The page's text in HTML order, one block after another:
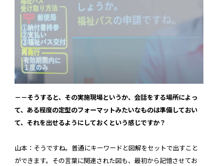
－－そうすると、その実施現場というか、会話をする場所によっ
て、ある程度の定型のフォーマットみたいなものは準備しておい
て、それを出せるようにしておくという感じですか？
山本：そうですね。普通にキーワードと図解をセットで出すこと
ができます。その言葉に関連された図も、最初から記憶させてお